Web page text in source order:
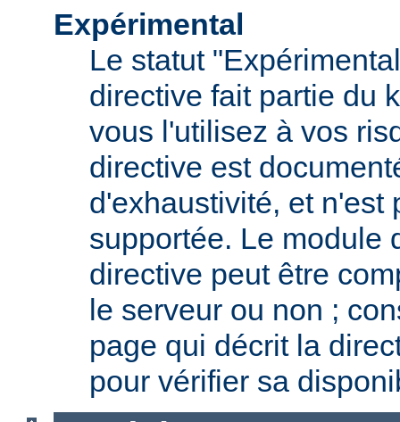
Expérimental
Le statut
directive fait partie du
vous l'utilisez à vos
directive est
d'exhaustivité, et n'est
supportée. Le module
directive peut être
le serveur ou non ;
page qui décrit la
pour vérifier sa